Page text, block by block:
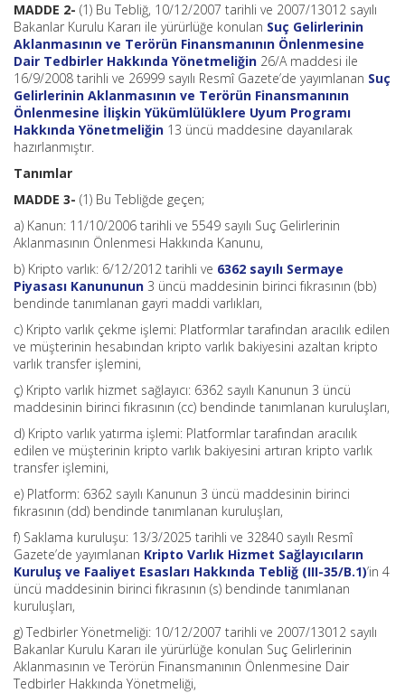
MADDE 2- (1) Bu Tebliğ, 10/12/2007 tarihli ve 2007/13012 sayılı
Bakanlar Kurulu Kararı ile yürürlüğe konulan Suç Gelirlerinin
Aklanmasının ve Terörün Finansmanının Önlenmesine
Dair Tedbirler Hakkında Yönetmeliğin 26/A maddesi ile
16/9/2008 tarihli ve 26999 sayılı Resmî Gazete’de yayımlanan Suç
Gelirlerinin Aklanmasının ve Terörün Finansmanının
Önlenmesine İlişkin Yükümlülüklere Uyum Programı
Hakkında Yönetmeliğin 13 üncü maddesine dayanılarak
hazırlanmıştır.
Tanımlar
MADDE 3- (1) Bu Tebliğde geçen;
a) Kanun: 11/10/2006 tarihli ve 5549 sayılı Suç Gelirlerinin
Aklanmasının Önlenmesi Hakkında Kanunu,
b) Kripto varlık: 6/12/2012 tarihli ve 6362 sayılı Sermaye
Piyasası Kanununun 3 üncü maddesinin birinci fıkrasının (bb)
bendinde tanımlanan gayri maddi varlıkları,
c) Kripto varlık çekme işlemi: Platformlar tarafından aracılık edilen
ve müşterinin hesabından kripto varlık bakiyesini azaltan kripto
varlık transfer işlemini,
ç) Kripto varlık hizmet sağlayıcı: 6362 sayılı Kanunun 3 üncü
maddesinin birinci fıkrasının (cc) bendinde tanımlanan kuruluşları,
d) Kripto varlık yatırma işlemi: Platformlar tarafından aracılık
edilen ve müşterinin kripto varlık bakiyesini artıran kripto varlık
transfer işlemini,
e) Platform: 6362 sayılı Kanunun 3 üncü maddesinin birinci
fıkrasının (dd) bendinde tanımlanan kuruluşları,
f) Saklama kuruluşu: 13/3/2025 tarihli ve 32840 sayılı Resmî
Gazete’de yayımlanan Kripto Varlık Hizmet Sağlayıcıların
Kuruluş ve Faaliyet Esasları Hakkında Tebliğ (III-35/B.1)’in 4
üncü maddesinin birinci fıkrasının (s) bendinde tanımlanan
kuruluşları,
g) Tedbirler Yönetmeliği: 10/12/2007 tarihli ve 2007/13012 sayılı
Bakanlar Kurulu Kararı ile yürürlüğe konulan Suç Gelirlerinin
Aklanmasının ve Terörün Finansmanının Önlenmesine Dair
Tedbirler Hakkında Yönetmeliği,